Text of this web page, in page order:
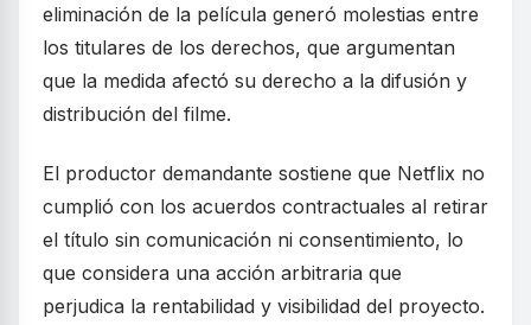
eliminación de la película generó molestias entre
los titulares de los derechos, que argumentan
que la medida afectó su derecho a la difusión y
distribución del filme.
El productor demandante sostiene que Netflix no
cumplió con los acuerdos contractuales al retirar
el título sin comunicación ni consentimiento, lo
que considera una acción arbitraria que
perjudica la rentabilidad y visibilidad del proyecto.